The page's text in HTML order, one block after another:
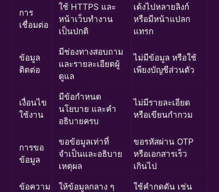
การ
เชื่อมต่อ
ใช้ HTTPS และ
หน้าเว็บทำงาน
เป็นปกติ
เด้งไปหลายลิงก์
หรือมีหน้าแปลก
แทรก
ข้อมูล
ติดต่อ
มีช่องทางสอบถาม
และรายละเอียดผู้
ดูแล
ไม่มีข้อมูล หรือใช้
เพียงบัญชีส่วนตัว
เงื่อนไข
ใช้งาน
มีข้อกำหนด
นโยบาย และคำ
อธิบายครบ
ไม่มีรายละเอียด
หรือเขียนกำกวม
การขอ
ข้อมูล
ขอข้อมูลเท่าที่
จำเป็นและอธิบาย
เหตุผล
ขอรหัสผ่าน OTP
หรือเอกสารเร็ว
เกินไป
ข้อความ
ให้ข้อมูลกลาง ๆ
ใช้คำกดดัน เช่น